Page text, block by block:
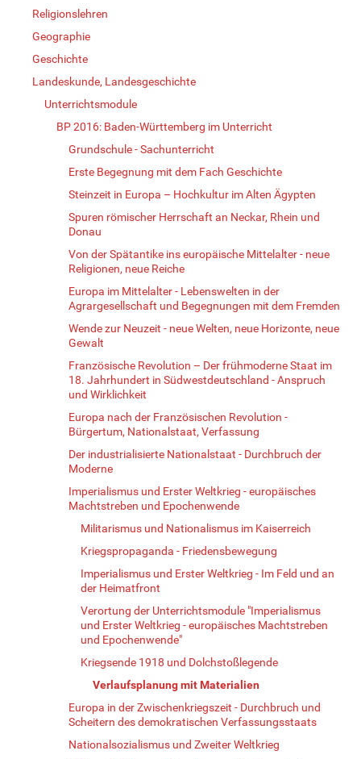
Religionslehren
Geographie
Geschichte
Landeskunde, Landesgeschichte
Unterrichtsmodule
BP 2016: Baden-Württemberg im Unterricht
Grundschule - Sachunterricht
Erste Begegnung mit dem Fach Geschichte
Steinzeit in Europa – Hochkultur im Alten Ägypten
Spuren römischer Herrschaft an Neckar, Rhein und
Donau
Von der Spätantike ins europäische Mittelalter - neue
Religionen, neue Reiche
Europa im Mittelalter - Lebenswelten in der
Agrargesellschaft und Begegnungen mit dem Fremden
Wende zur Neuzeit - neue Welten, neue Horizonte, neue
Gewalt
Französische Revolution – Der frühmoderne Staat im
18. Jahrhundert in Südwestdeutschland - Anspruch
und Wirklichkeit
Europa nach der Französischen Revolution -
Bürgertum, Nationalstaat, Verfassung
Der industrialisierte Nationalstaat - Durchbruch der
Moderne
Imperialismus und Erster Weltkrieg - europäisches
Machtstreben und Epochenwende
Militarismus und Nationalismus im Kaiserreich
Kriegspropaganda - Friedensbewegung
Imperialismus und Erster Weltkrieg - Im Feld und an
der Heimatfront
Verortung der Unterrichtsmodule "Imperialismus
und Erster Weltkrieg - europäisches Machtstreben
und Epochenwende"
Kriegsende 1918 und Dolchstoßlegende
Verlaufsplanung mit Materialien
Europa in der Zwischenkriegszeit - Durchbruch und
Scheitern des demokratischen Verfassungsstaats
Nationalsozialismus und Zweiter Weltkrieg